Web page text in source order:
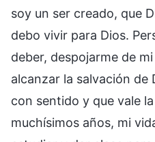
soy un ser creado, que
debo vivir para Dios.
deber, despojarme de
alcanzar la salvación de
con sentido y que vale
muchísimos años, mi